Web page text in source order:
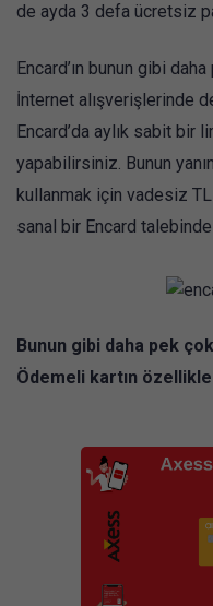
de ayda 3 defa ücretsiz
Encard’ın bunun gibi
İnternet alışverişlerinde
Encard’da aylık sabit bir
yapabilirsiniz. Bunun
kullanmak için vadesiz TL
sanal bir Encard
Bunun gibi daha pek
Ödemeli kartın